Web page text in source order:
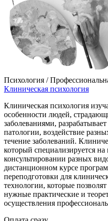
Психология /
Клиническая психология
Клиническая психология
особенности людей,
заболеваниями,
патологии, воздействие
течение заболеваний.
который специализируется
консультировании разных
дистанционном курсе
переподготовки для
технологии, которые
нужные практические и
осуществления